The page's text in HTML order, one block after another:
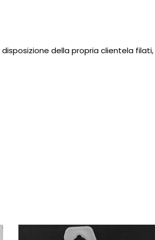
della propria clientela filati,